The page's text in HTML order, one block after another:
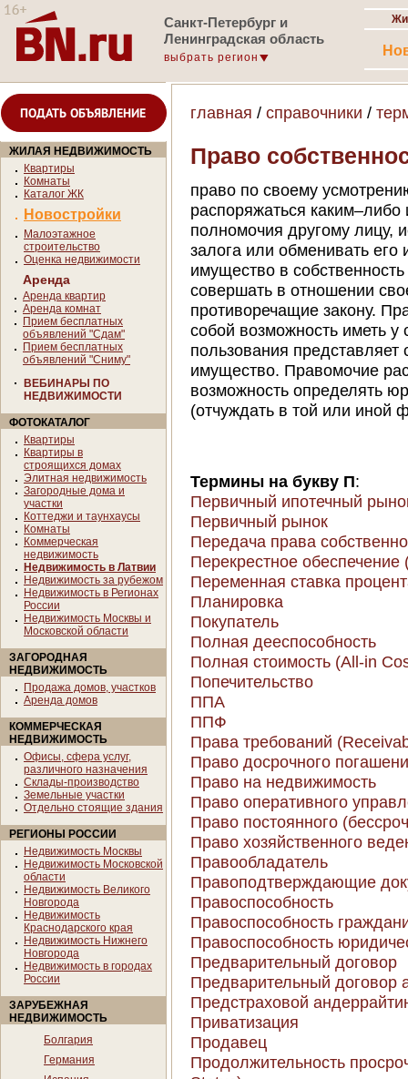
Санкт-Петербург и
Ленинградская область
выбрать регион
ПОДАТЬ ОБЪЯВЛЕНИЕ
ЖИЛАЯ НЕДВИЖИМОСТЬ
Квартиры
Комнаты
Каталог ЖК
Новостройки
Малоэтажное
строительство
Оценка недвижимости
Аренда
Аренда квартир
Аренда комнат
Прием бесплатных
объявлений "Сдам"
Прием бесплатных
объявлений "Сниму"
ВЕБИНАРЫ ПО
НЕДВИЖИМОСТИ
ФОТОКАТАЛОГ
Квартиры
Квартиры в
строящихся домах
Элитная недвижимость
Загородные дома и
участки
Коттеджи и таунхаусы
Комнаты
Коммерческая
недвижимость
Недвижимость в Латвии
Недвижимость за рубежом
Недвижимость в Регионах
России
Недвижимость Москвы и
Московской области
ЗАГОРОДНАЯ
НЕДВИЖИМОСТЬ
Продажа домов, участков
Аренда домов
КОММЕРЧЕСКАЯ
НЕДВИЖИМОСТЬ
Офисы, сфера услуг,
различного назначения
Склады-производство
Земельные участки
Отдельно стоящие здания
РЕГИОНЫ РОССИИ
Недвижимость Москвы
Недвижимость Московской
области
Недвижимость Великого
Новгорода
Недвижимость
Краснодарского края
Недвижимость Нижнего
Новгорода
Недвижимость в городах
России
ЗАРУБЕЖНАЯ
НЕДВИЖИМОСТЬ
Болгария
Германия
главная / справочники /
Право
право по своему
распоряжаться
полномочия другому лицу,
залога или обменивать
имущество в
совершать в отношении
противоречащие закону.
собой возможность иметь
пользования представляет
имущество. Правомочие
возможность определять
(отчуждать в той или иной
Термины на букву П:
Первичный ипотечный
Первичный рынок
Передача права
Перекрестное
Переменная ставка
Планировка
Покупатель
Полная дееспособность
Полная стоимость (All-in
Попечительство
ППА
ППФ
Права требований
Право досрочного
Право на недвижимость
Право оперативного
Право постоянного
Право хозяйственного
Правообладатель
Правоподтверждающие
Правоспособность
Правоспособность
Правоспособность
Предварительный договор
Предварительный договор
Предстраховой
Приватизация
Продавец
Продолжительность